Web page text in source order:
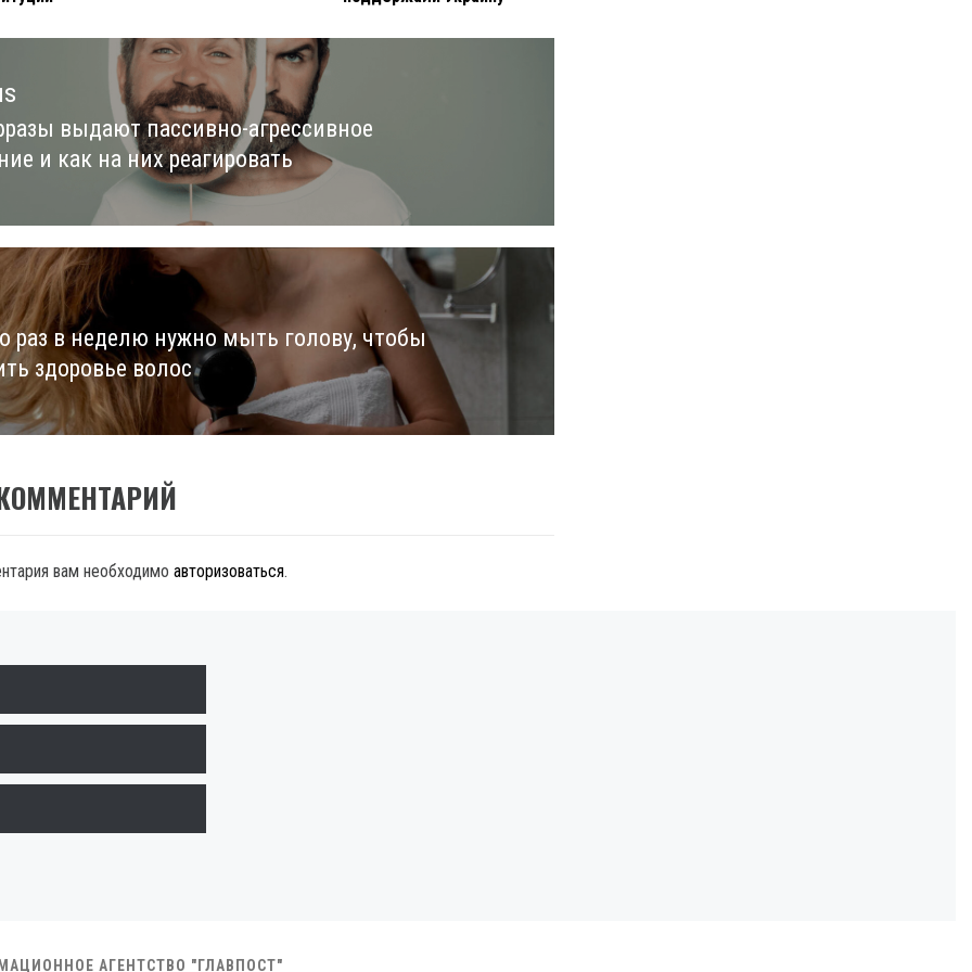
выдают пассивно-агрессивное
и как на них реагировать
раз в неделю нужно мыть голову, чтобы
здоровье волос
вам необходимо авторизоваться.
АГЕНТСТВО "ГЛАВПОСТ"